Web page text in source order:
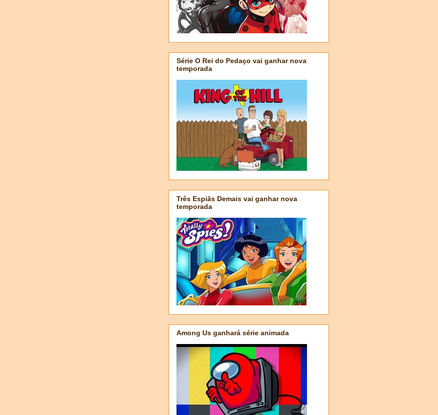
Série O Rei do Pedaço vai ganhar nova
temporada
Três Espiãs Demais vai ganhar nova
temporada
Among Us ganhará série animada